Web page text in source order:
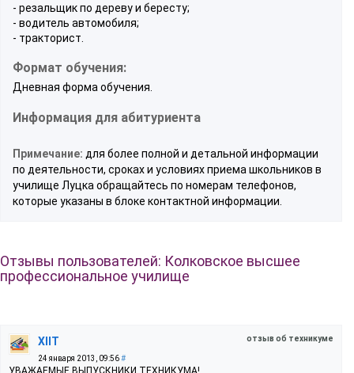
- резальщик по дереву и бересту;
- водитель автомобиля;
- тракторист.
Формат обучения:
Дневная форма обучения.
Информация для абитуриента
Примечание: для более полной и детальной информации
по деятельности, сроках и условиях приема школьников в
училище Луцка обращайтесь по номерам телефонов,
которые указаны в блоке контактной информации.
Отзывы пользователей: Колковское высшее
профессиональное училище
отзыв об техникуме
XIIT
24 января 2013, 09:56#
УВАЖАЕМЫЕ ВЫПУСКНИКИ ТЕХНИКУМА!